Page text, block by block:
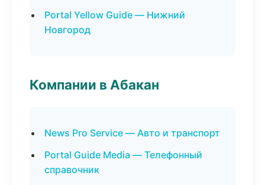
Portal Yellow Guide — Нижний
Новгород
Компании в Абакан
News Pro Service — Авто и транспорт
Portal Guide Media — Телефонный
справочник